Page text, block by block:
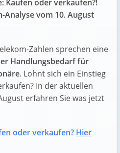
Kaufen oder verkaufen?!
Analyse vom 10. August
Zahlen sprechen eine
Handlungsbedarf für
. Lohnt sich ein Einstieg
In der aktuellen
erfahren Sie was jetzt
oder verkaufen? Hier